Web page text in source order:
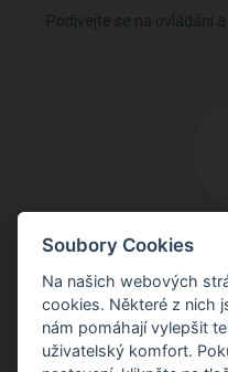
Stáhněte si manuály s
Soubory Cookies
Na našich webových
cookies. Některé z nich
nám pomáhají vylepšit
uživatelský komfort.